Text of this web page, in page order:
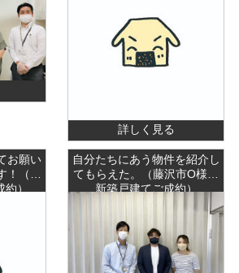
詳しく見る
お願い
（寒
）
自分たちにあう物件を紹介し
てもらえた。（藤沢市O様
新築戸建てご成約）